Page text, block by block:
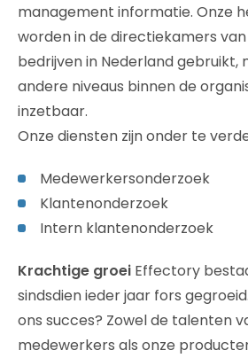
management informatie. Onze
worden in de directiekamers
bedrijven in Nederland gebruikt,
andere niveaus binnen de
inzetbaar.
Onze diensten zijn onder te
Medewerkersonderzoek
Klantenonderzoek
Intern klantenonderzoek
Krachtige groei Effectory
sindsdien ieder jaar fors
ons succes? Zowel de talenten
medewerkers als onze